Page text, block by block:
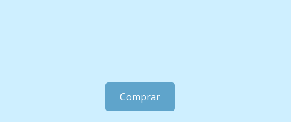
Comprar